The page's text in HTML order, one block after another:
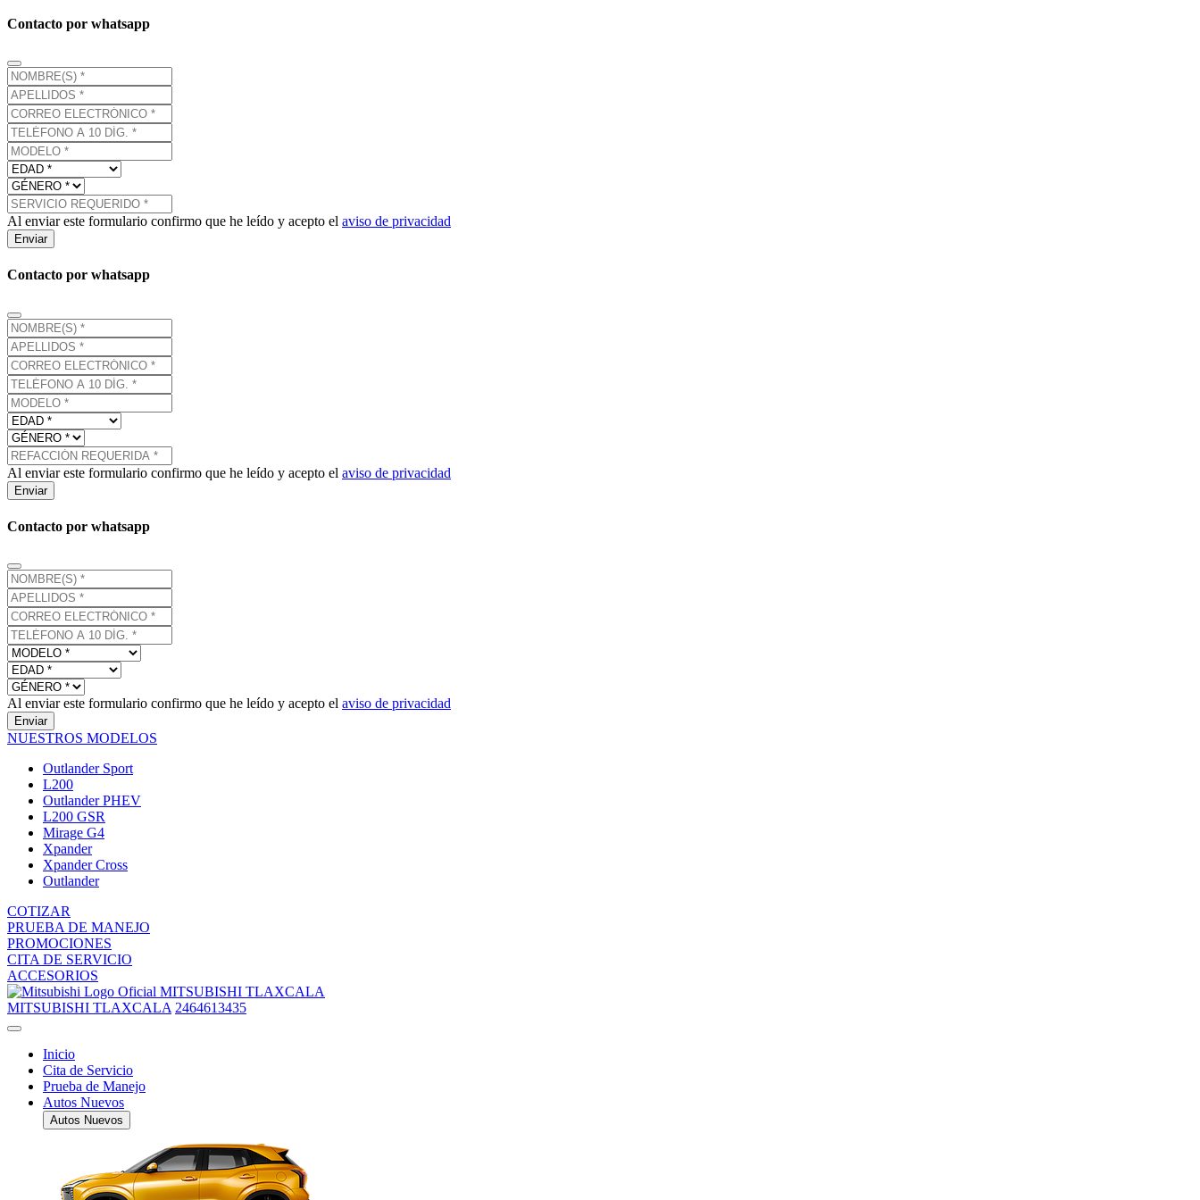
Contacto por whatsapp
Al enviar este formulario confirmo que he leído y acepto el aviso de privacidad
Enviar
Contacto por whatsapp
Al enviar este formulario confirmo que he leído y acepto el aviso de privacidad
Enviar
Contacto por whatsapp
Al enviar este formulario confirmo que he leído y acepto el aviso de privacidad
Enviar
NUESTROS MODELOS
Outlander Sport
L200
Outlander PHEV
L200 GSR
Mirage G4
Xpander
Xpander Cross
Outlander
COTIZAR
PRUEBA DE MANEJO
PROMOCIONES
CITA DE SERVICIO
ACCESORIOS
MITSUBISHI TLAXCALA
MITSUBISHI TLAXCALA 2464613435
Inicio
Cita de Servicio
Prueba de Manejo
Autos Nuevos
Autos Nuevos